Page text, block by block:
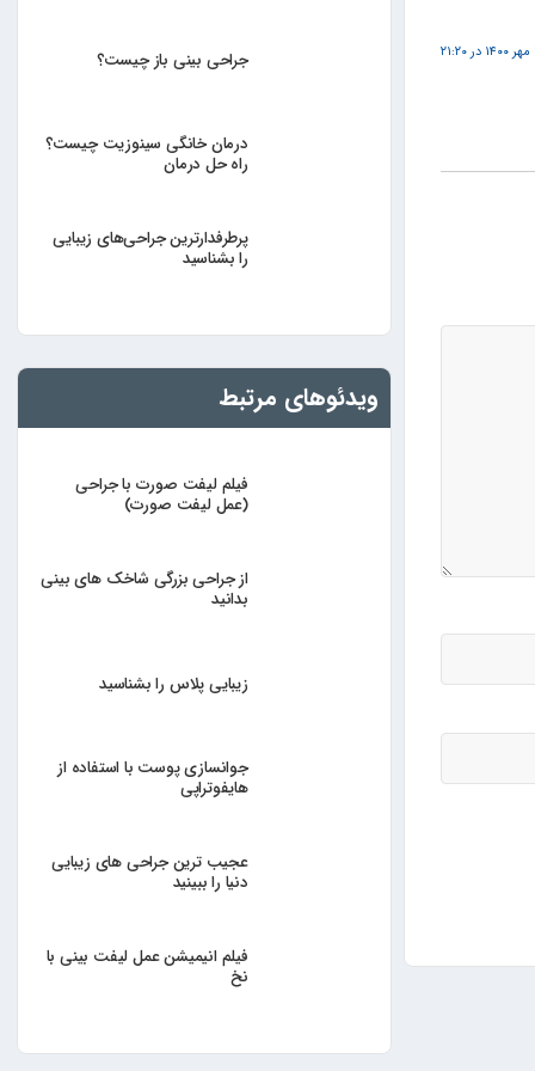
جراحی بینی باز چیست؟
درمان خانگی سینوزیت چیست؟
راه حل درمان
پرطرفدارترین جراحی‌های زیبایی
را بشناسید
ویدئوهای مرتبط
فیلم لیفت صورت با جراحی
(عمل لیفت صورت)
از جراحی بزرگی شاخک های بینی
بدانید
زیبایی پلاس را بشناسید
جوانسازی پوست با استفاده از
هایفوتراپی
عجیب ترین جراحی های زیبایی
دنیا را ببینید
فیلم انیمیشن عمل لیفت بینی با
نخ